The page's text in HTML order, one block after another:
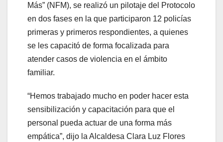
Más” (NFM), se realizó un pilotaje del Protocolo
en dos fases en la que participaron 12 policías
primeras y primeros respondientes, a quienes
se les capacitó de forma focalizada para
atender casos de violencia en el ámbito
familiar.
“Hemos trabajado mucho en poder hacer esta
sensibilización y capacitación para que el
personal pueda actuar de una forma más
empática”, dijo la Alcaldesa Clara Luz Flores